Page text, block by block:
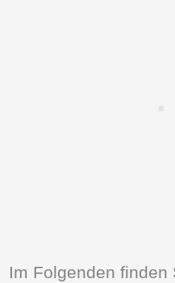
Im Folgenden